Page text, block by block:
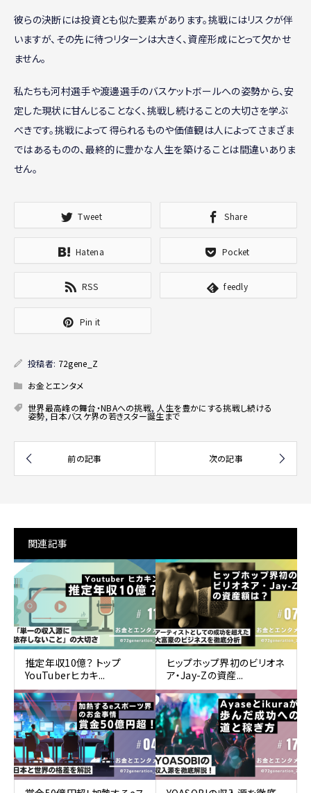
彼らの決断には投資とも似た要素があります。挑戦にはリスクが伴
いますが、その先に待つリターンは大きく、資産形成にとって欠かせ
ません。
私たちも河村選手や渡邊選手のバスケットボールへの姿勢から、安
定した現状に甘んじることなく、挑戦し続けることの大切さを学ぶ
べきです。挑戦によって得られるものや価値観は人によってさまざま
ではあるものの、最終的に豊かな人生を築けることは間違いありま
せん。
Tweet Share
Hatena Pocket
RSS feedly
Pin it
投稿者: 72gene_Z
お金とエンタメ
世界最高峰の舞台・NBAへの挑戦, 人生を豊かにする挑戦し続ける
姿勢,日本バスケ界の若きスター誕生まで
関連記事
推定年収10億？ トップ
YouTuberヒカキ...
ヒップホップ界初のビリオネ
ア・Jay-Zの資産...